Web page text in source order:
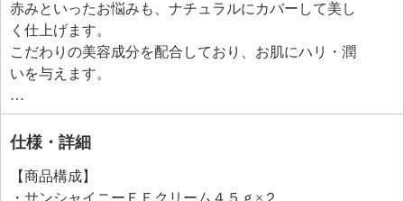
赤みといったお悩みも、ナチュラルにカバーして美し
く仕上げます。
こだわりの美容成分を配合しており、お肌にハリ・潤
いを与えます。
べたつかない使用感で、ウォータープルーフタイプ。
※メイクアップ効果の耐水性のこと、ＵＶ耐水性を保
証するものではありません。
い心地です。
仕様・詳細
【商品構成】
・サンシャイニーＥＥクリーム４５ｇ×２